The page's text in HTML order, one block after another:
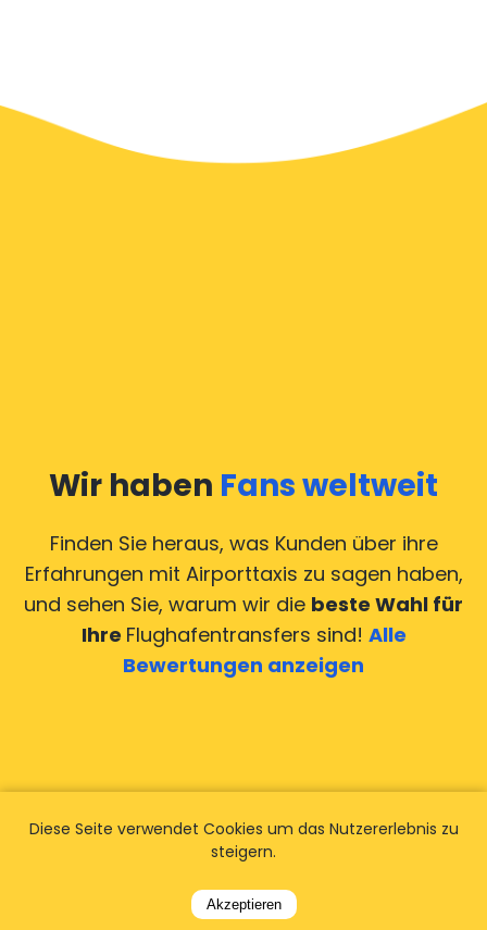
Wir haben Fans weltweit
Finden Sie heraus, was Kunden über ihre
Erfahrungen mit Airporttaxis zu sagen haben,
und sehen Sie, warum wir die beste Wahl für
Ihre Flughafentransfers sind! Alle
Bewertungen anzeigen
Diese Seite verwendet Cookies um das Nutzererlebnis zu
steigern.
Akzeptieren